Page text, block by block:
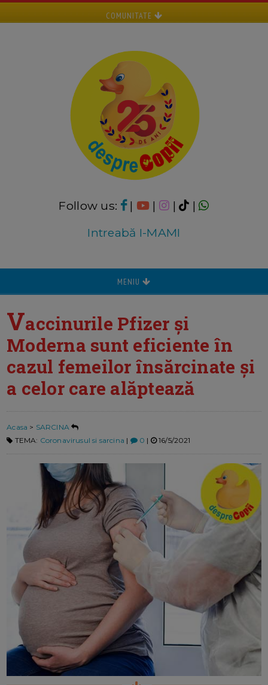
COMUNITATE
Follow us: | | |
|
Intreabă I-MAMI
MENIU
Vaccinurile Pfizer şi
Moderna sunt eficiente în
cazul femeilor însărcinate şi
a celor care alăptează
Acasa > SARCINA
TEMA: Coronavirusul si sarcina | 0 | 16/5/2021